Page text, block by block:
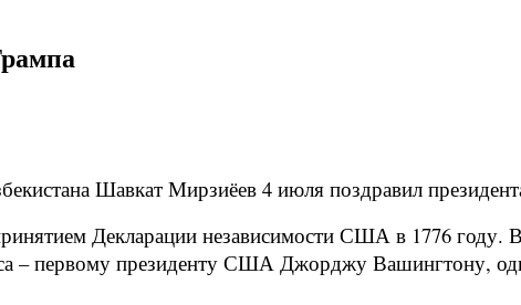
Шавкат Мирзиёев 4 июля поздравил
Декларации независимости США в 1776 году.
– первому президенту США Джорджу Вашингтону,